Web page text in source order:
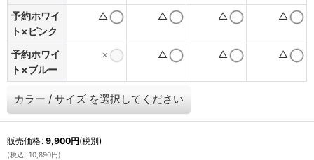
予約ホワイ
ト×ピンク
△ △ △ △
予約ホワイ
ト×ブルー
× △ △ △
カラー / サイズ を選択してください
販売価格: 9,900円(税別)
(税込 : 10,890円)